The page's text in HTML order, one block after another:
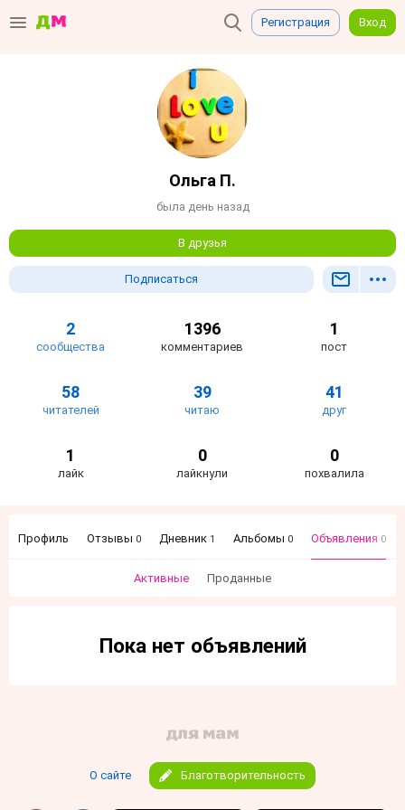
Регистрация Вход
Ольга П.
была день назад
В друзья
Подписаться
2
сообщества
1396
комментариев
1
пост
58
читателей
39
читаю
41
друг
1
лайк
0
лайкнули
0
похвалила
Профиль Отзывы 0 Дневник 1 Альбомы 0 Объявления 0
Активные Проданные
Пока нет объявлений
О сайте Благотворительность